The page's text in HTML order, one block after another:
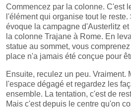
Commencez par la colonne. C'est
l'élément qui organise tout le
évoque la campagne d'Austerlitz
la colonne Trajane à Rome. En
statue au sommet, vous
place n'a jamais été conçue pour
Ensuite, reculez un peu. Vraiment.
l'espace dégagé et regardez les
ensemble. La tentation, c'est de
Mais c'est depuis le centre qu'on